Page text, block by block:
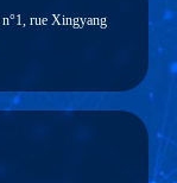
rue Xingyang